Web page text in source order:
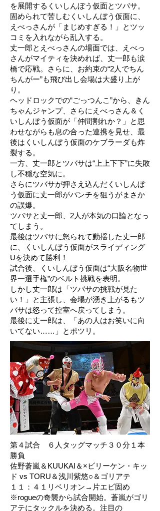
を展開するくいしんぼう仮面とツバサ。
固められて苦しむくいしんぼう仮面に、
えべっさんが「まじめすぎる！」とツッ
コミを入れながら乱入する。
丈一郎とえべっさんの場面では、えべっ
さんがマイティを決めれば、丈一郎も涙
橋で応戦。さらに、お約束の“2人でちん
ちんがー”も飛び出し会場は大盛り上が
り。
ヘッドロックでの“ごっつんこ”から、きん
ちゃんジャンプ、さらにえべっさん＆く
いしんぼう仮面が「仲間割れか？」と思
わせながらも息の合った連携を見せ、最
後はくいしんぼう仮面のケブラーダも炸
裂する。
一方、丈一郎とツバサは“上上下下”に失敗
し不穏な空気に。
さらにツバサが押さえ込んだくいしんぼ
う仮面に丈一郎がパンチを狙うがまさか
の誤爆。
ツバサと丈一郎、2人が本気の口論となっ
てしまう。
最後はツバサに怒られて動揺した丈一郎
に、くいしんぼう仮面がスライディング
Uを決めて勝利！
試合後、くいしんぼう仮面は“大阪名物世
界一選手権”のベルト挑戦を表明。
しかし丈一郎は「ツバサの挑戦が見た
い！」と主張し、会場が湧き上がるもツ
バサは怒って控室へ戻ってしまう。
最後に丈一郎は、「あの人はお笑いに向
いてない……」とポツリ。
第４試合 ６人タッグマッチ３０分１本
勝負
佐野蒼嵐＆KUUKAI＆×ビリーケン・キッ
ド vs TORU＆浅川紫悠○＆ゴリアテ
１１：４１リベリオン→片エビ固め
※rogueの奇襲から試合開始。蒼嵐がゴリ
アテにタックルを決める。注目の